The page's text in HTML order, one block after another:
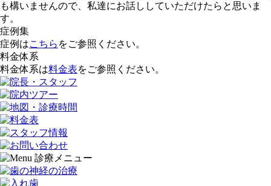
も構いませんので、私達にお話ししていただけたらと思いま
す。
症例集
症例はこちら をご参照ください。
料金体系
料金体系は料金表をご参照ください。